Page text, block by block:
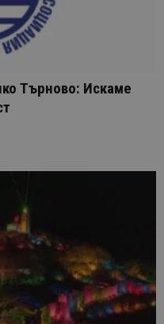
Търново: Искаме